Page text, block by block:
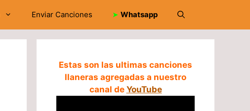
Enviar Canciones ➤ Whatsapp
Estas son las ultimas canciones
llaneras agregadas a nuestro
canal de YouTube